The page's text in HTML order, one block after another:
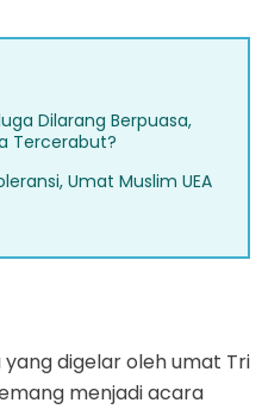
Dilarang Berpuasa,
Tercerabut?
Umat Muslim UEA
digelar oleh umat Tri
menjadi acara